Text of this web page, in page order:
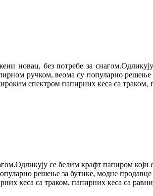
новац, без потребе за
ручком, веома су популарно решење
спектром папирних кеса са траком,
се белим крафт папиром који
решење за бутике, модне
кеса са траком, папирних кеса са